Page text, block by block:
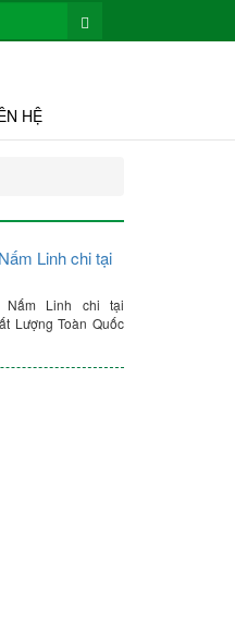
HỆ
Linh chi tại
Linh chi tại
Lượng Toàn Quốc